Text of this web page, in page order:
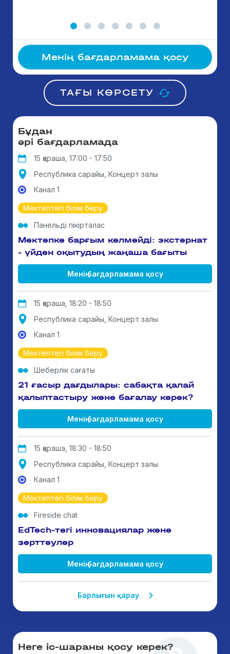
Бұдан
әрі бағдарламада
15 қараша, 17:00 - 17:50
Республика сарайы, Концерт залы
Канал 1
Мектептегі білім беру
Панельді пікірталас
Мектепке барғым келмейді: экстернат
- үйден оқытудың жаңаша бағыты
Менің бағдарламама қосу
15 қараша, 18:20 - 18:50
Республика сарайы, Концерт залы
Канал 1
Мектептегі білім беру
Шеберлік сағаты
21 ғасыр дағдылары: сабақта қалай
қалыптастыру және бағалау керек?
Менің бағдарламама қосу
15 қараша, 18:30 - 18:50
Республика сарайы, Концерт залы
Канал 1
Мектептегі білім беру
Fireside chat
EdTech-тегі инновациялар және
зерттеулер
Менің бағдарламама қосу
Барлығын қарау
Менің бағдарламама қосу
ТАҒЫ КӨРСЕТУ
Неге іс-шараны қосу керек?